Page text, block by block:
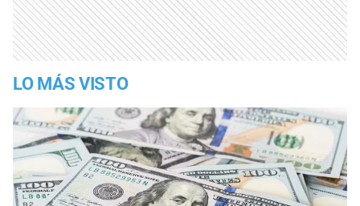
LO MÁS VISTO